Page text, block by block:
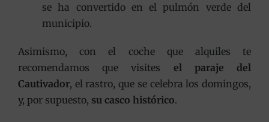
se ha convertido en el pulmón verde del
municipio.
Asimismo, con el coche que alquiles te
recomendamos que visites el paraje del
Cautivador, el rastro, que se celebra los domingos,
y, por supuesto, su casco histórico.